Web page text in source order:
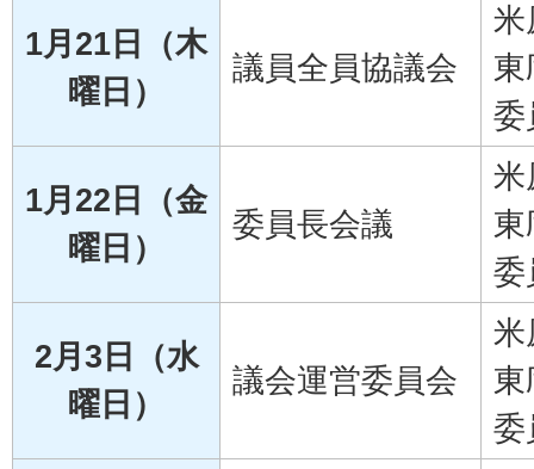
1月21日（木
曜日）
議員全員協議会
米
東
委
1月22日（金
曜日）
委員長会議
米
東
委
2月3日（水
曜日）
議会運営委員会
米
東
委